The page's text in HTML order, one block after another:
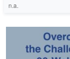
n.a.